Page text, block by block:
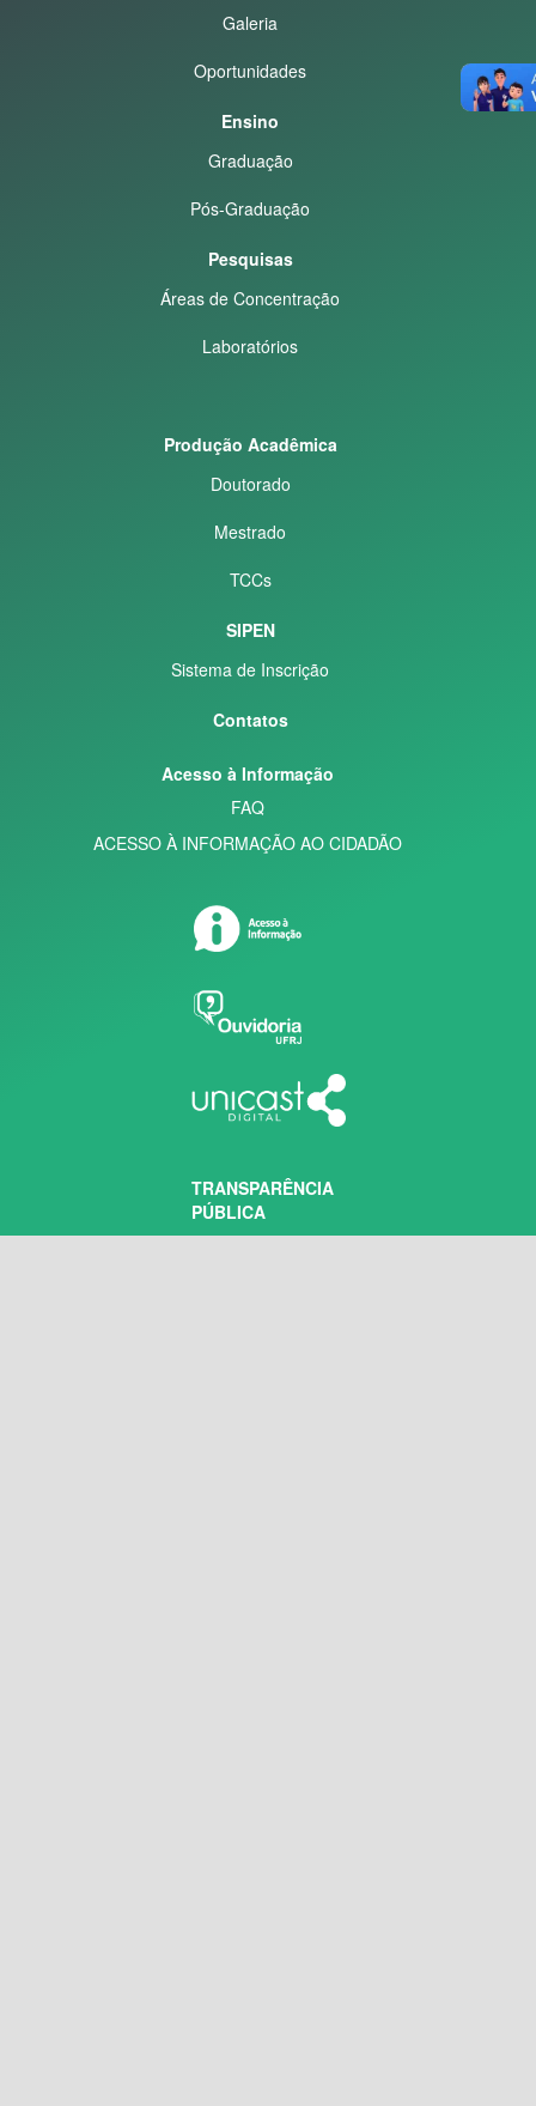
Galeria
Oportunidades
Ensino
Graduação
Pós-Graduação
Pesquisas
Áreas de Concentração
Laboratórios
Produção Acadêmica
Doutorado
Mestrado
TCCs
SIPEN
Sistema de Inscrição
Contatos
Acesso à Informação
FAQ
ACESSO À INFORMAÇÃO AO CIDADÃO
TRANSPARÊNCIA
PÚBLICA